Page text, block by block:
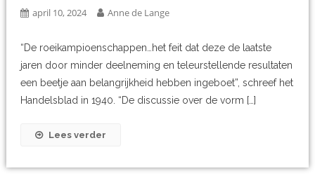
april 10, 2024 Anne de Lange
“De roeikampioenschappen…het feit dat deze de laatste
jaren door minder deelneming en teleurstellende resultaten
een beetje aan belangrijkheid hebben ingeboet”, schreef het
Handelsblad in 1940. “De discussie over de vorm […]
Lees verder